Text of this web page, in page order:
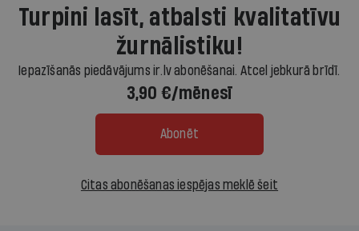
Turpini lasīt, atbalsti kvalitatīvu
žurnālistiku!
Iepazīšanās piedāvājums ir.lv abonēšanai. Atcel jebkurā brīdī.
3,90 €/mēnesī
Abonēt
Citas abonēšanas iespējas meklē šeit